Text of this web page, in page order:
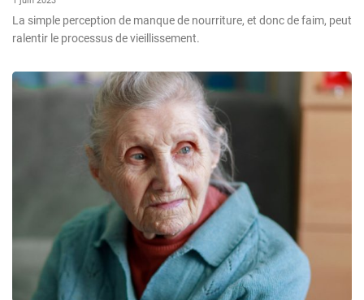
La simple perception de manque de nourriture, et donc de faim, peut
ralentir le processus de vieillissement.